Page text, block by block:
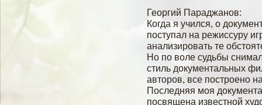
Георгий Параджанов:
Когда я учился, о
поступал на режиссуру
анализировать те
Но по воле судьбы
стиль документальных
авторов, все построено
Последняя моя
посвящена известной